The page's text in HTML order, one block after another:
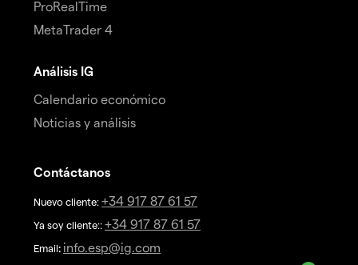
ProRealTime
MetaTrader 4
Análisis IG
Calendario económico
Noticias y análisis
Contáctanos
Nuevo cliente: +34 917 87 61 57
Ya soy cliente:: +34 917 87 61 57
Email: info.esp@ig.com